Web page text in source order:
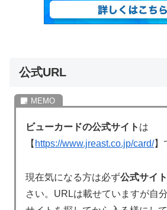
公式URL
ビューカードの公式サイト は
【 https://www.jreast.co.jp/card/】
現在気になる方は必ず公式サイ
さい。URLは載せていますが自